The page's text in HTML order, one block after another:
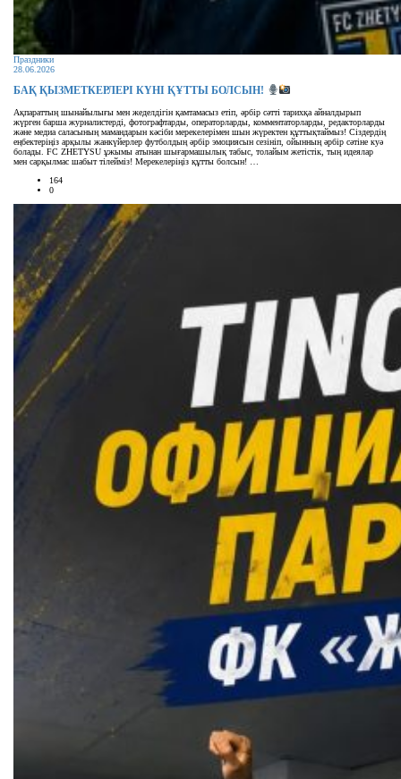
Праздники
28.06.2026
БАҚ ҚЫЗМЕТКЕРЛЕРІ КҮНІ ҚҰТТЫ БОЛСЫН!
Ақпараттың шынайылығы мен жеделдігін қамтамасыз етіп, әрбір сәтті тарихқа айналдырып
жүрген барша журналистерді, фотографтарды, операторларды, комментаторларды, редакторларды
және медиа саласының мамандарын кәсіби мерекелерімен шын жүректен құттықтаймыз! Сіздердің
еңбектеріңіз арқылы жанкүйерлер футболдың әрбір эмоциясын сезініп, ойынның әрбір сәтіне куә
болады. FC ZHETYSU ұжымы атынан шығармашылық табыс, толайым жетістік, тың идеялар
мен сарқылмас шабыт тілейміз! Мерекелеріңіз құтты болсын! …
164
0